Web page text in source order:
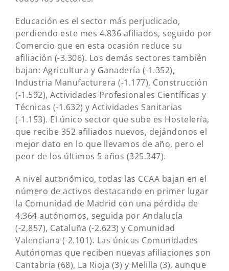
Educación es el sector más perjudicado,
perdiendo este mes 4.836 afiliados, seguido por
Comercio que en esta ocasión reduce su
afiliación (-3.306). Los demás sectores también
bajan: Agricultura y Ganadería (-1.352),
Industria Manufacturera (-1.177), Construcción
(-1.592), Actividades Profesionales Científicas y
Técnicas (-1.632) y Actividades Sanitarias
(-1.153). El único sector que sube es Hostelería,
que recibe 352 afiliados nuevos, dejándonos el
mejor dato en lo que llevamos de año, pero el
peor de los últimos 5 años (325.347).
A nivel autonómico, todas las CCAA bajan en el
número de activos destacando en primer lugar
la Comunidad de Madrid con una pérdida de
4.364 autónomos, seguida por Andalucía
(-2,857), Cataluña (-2.623) y Comunidad
Valenciana (-2.101). Las únicas Comunidades
Autónomas que reciben nuevas afiliaciones son
Cantabria (68), La Rioja (3) y Melilla (3), aunque